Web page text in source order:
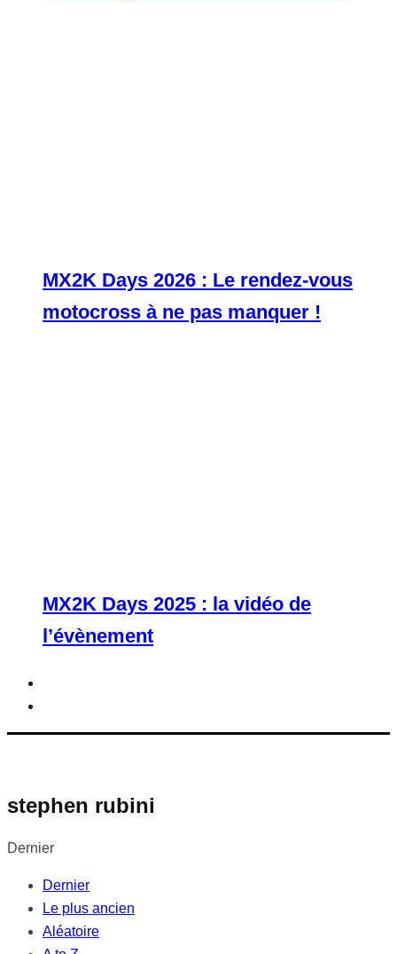
MX2K Days 2026 : Le rendez-vous
motocross à ne pas manquer !
MX2K Days 2025 : la vidéo de
l’évènement
stephen rubini
Dernier
Dernier
Le plus ancien
Aléatoire